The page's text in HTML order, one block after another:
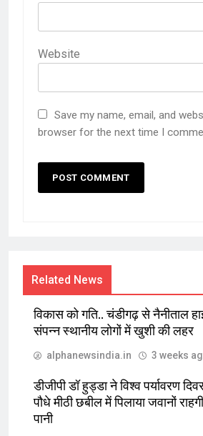
Website
Save my name, email, and
browser for the next time I
Related News
विकास को गति.. चंडीगढ़ से नैनीताल
संपन्न स्थानीय लोगों में खुशी की लहर
alphanewsindia.in 3 weeks
डीजीपी डॉ हुड्डा ने विश्व पर्यावरण
पौधे मीठी छबील में पिलाया जवानों
पानी